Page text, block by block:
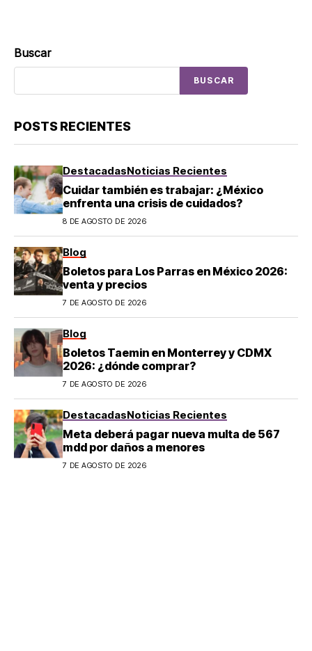
Buscar
BUSCAR
POSTS RECIENTES
DestacadasNoticias Recientes
Cuidar también es trabajar: ¿México
enfrenta una crisis de cuidados?
8 DE AGOSTO DE 2026
Blog
Boletos para Los Parras en México 2026:
venta y precios
7 DE AGOSTO DE 2026
Blog
Boletos Taemin en Monterrey y CDMX
2026: ¿dónde comprar?
7 DE AGOSTO DE 2026
DestacadasNoticias Recientes
Meta deberá pagar nueva multa de 567
mdd por daños a menores
7 DE AGOSTO DE 2026